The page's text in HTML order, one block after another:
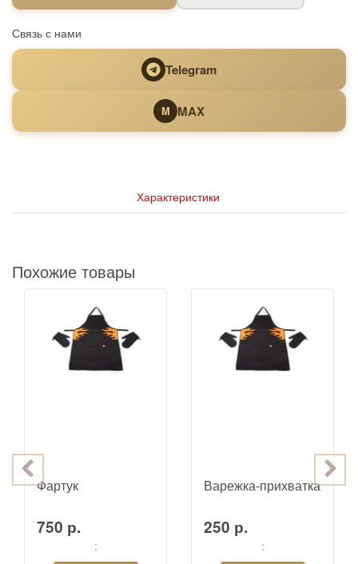
Связь с нами
Telegram
M MAX
Характеристики
Похожие товары
Фартук
750 р.
:
Варежка-прихватка
250 р.
: